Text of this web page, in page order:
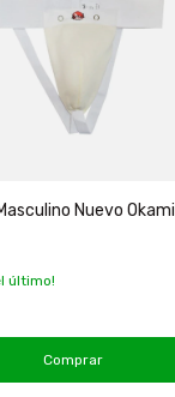
Nuevo Okami
último!
Comprar